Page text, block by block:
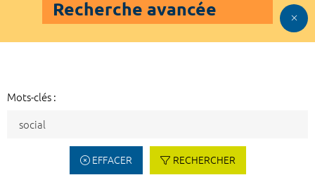
Recherche avancée
Mots-clés :
EFFACER RECHERCHER